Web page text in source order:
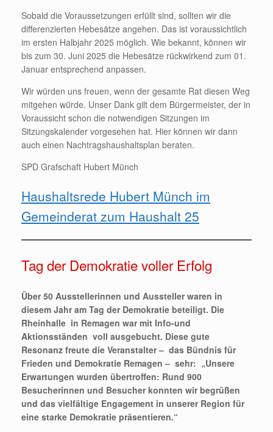
Sobald die Voraussetzungen erfüllt sind, sollten wir die
differenzierten Hebesätze angehen. Das ist voraussichtlich
im ersten Halbjahr 2025 möglich. Wie bekannt, können wir
bis zum 30. Juni 2025 die Hebesätze rückwirkend zum 01.
Januar entsprechend anpassen.
Wir würden uns freuen, wenn der gesamte Rat diesen Weg
mitgehen würde. Unser Dank gilt dem Bürgermeister, der in
Voraussicht schon die notwendigen Sitzungen im
Sitzungskalender vorgesehen hat. Hier können wir dann
auch einen Nachtragshaushaltsplan beraten.
SPD Grafschaft Hubert Münch
Haushaltsrede Hubert Münch im
Gemeinderat zum Haushalt 25
Tag der Demokratie voller Erfolg
Über 50 Ausstellerinnen und Aussteller waren in
diesem Jahr am Tag der Demokratie beteiligt. Die
Rheinhalle in Remagen war mit Info-und
Aktionsständen voll ausgebucht. Diese gute
Resonanz freute die Veranstalter – das Bündnis für
Frieden und Demokratie Remagen – sehr: „Unsere
Erwartungen wurden übertroffen: Rund 900
Besucherinnen und Besucher konnten wir begrüßen
und das vielfältige Engagement in unserer Region für
eine starke Demokratie präsentieren.“